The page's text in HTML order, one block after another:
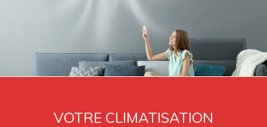
VOTRE CLIMATISATION